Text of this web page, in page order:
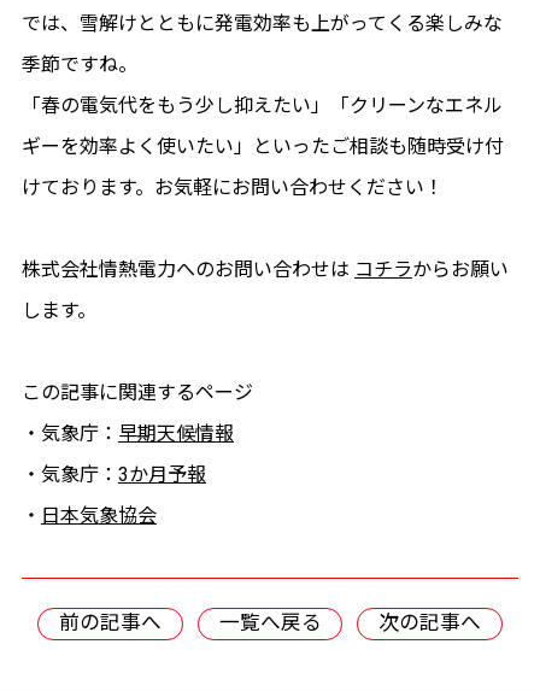
では、雪解けとともに発電効率も上がってくる楽しみな
季節ですね。
「春の電気代をもう少し抑えたい」「クリーンなエネル
ギーを効率よく使いたい」といったご相談も随時受け付
けております。お気軽にお問い合わせください！
株式会社情熱電力へのお問い合わせは コチラからお願い
します。
この記事に関連するページ
・気象庁： 早期天候情報
・気象庁： 3か月予報
・ 日本気象協会
前の記事へ 一覧へ戻る 次の記事へ